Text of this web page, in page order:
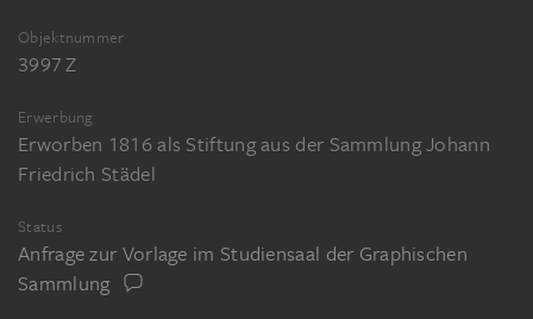
Objektnummer
3997 Z
Erwerbung
Erworben 1816 als Stiftung aus der Sammlung Johann
Friedrich Städel
Status
Anfrage zur Vorlage im Studiensaal der Graphischen
Sammlung